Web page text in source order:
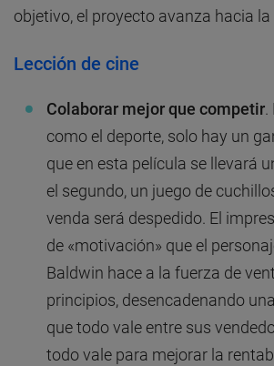
objetivo, el proyecto avanza hacia
Lección de cine
Colaborar mejor que competir.
como el deporte, solo hay un
que en esta película se llevará
el segundo, un juego de
venda será despedido. El
de «motivación» que el
Baldwin hace a la fuerza de
principios, desencadenando
que todo vale entre sus
todo vale para mejorar la